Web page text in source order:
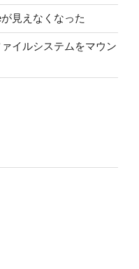
見えなくなった
イルシステムをマウン